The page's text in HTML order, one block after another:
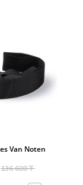
Van Noten
136 600 ₸